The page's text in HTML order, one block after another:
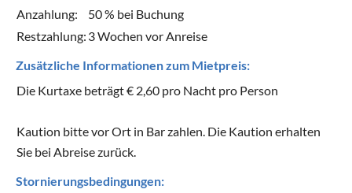
Anzahlung:
50 % bei Buchung
Restzahlung: 3 Wochen vor Anreise
Zusätzliche Informationen zum Mietpreis:
Die Kurtaxe beträgt € 2,60 pro Nacht pro Person
Kaution bitte vor Ort in Bar zahlen. Die Kaution erhalten
Sie bei Abreise zurück.
Stornierungsbedingungen: